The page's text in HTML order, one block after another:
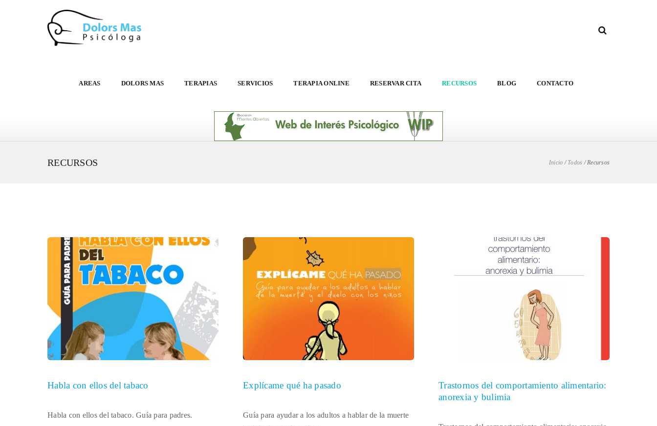
AREAS DOLORS MAS TERAPIAS SERVICIOS TERAPIA ONLINE RESERVAR CITA RECURSOS BLOG CONTACTO
Inicio / Todos /Recursos
RECURSOS
Habla con ellos del tabaco
Habla con ellos del tabaco. Guía para padres.
Explícame qué ha pasado
Guía para ayudar a los adultos a hablar de la muerte
Trastornos del comportamiento alimentario:
anorexia y bulimia